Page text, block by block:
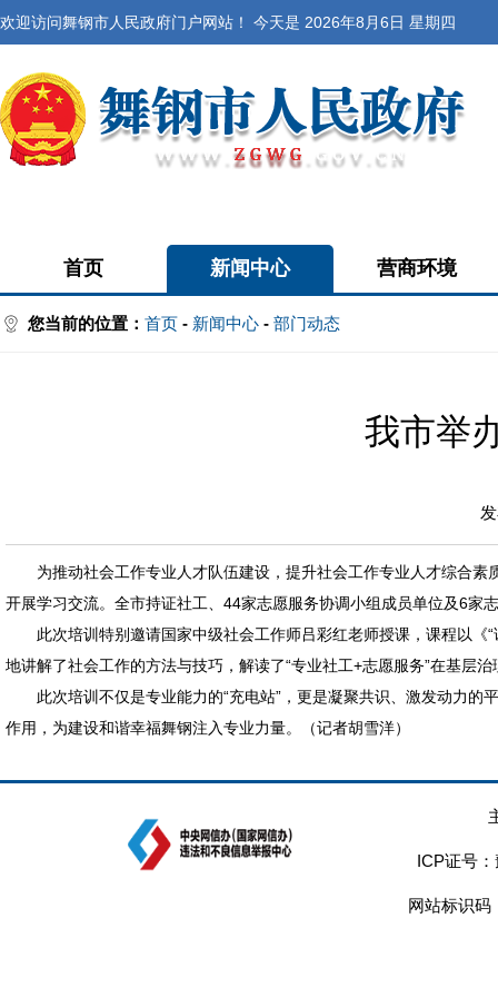
欢迎访问舞钢市人民政府门户网站！ 今天是 2026年8月6日 星期四
首页 新闻中心 营商环境
您当前的位置： 首页 - 新闻中心 - 部门动态
我市举
为推动社会工作专业人才队伍建设，提升社会工作专业人才综合
开展学习交流。全市持证社工、44家志愿服务协调小组成员单位及6家
此次培训特别邀请国家中级社会工作师吕彩红老师授课，课程以
地讲解了社会工作的方法与技巧，解读了“专业社工+志愿服务”在基层
此次培训不仅是专业能力的“充电站”，更是凝聚共识、激发动力
作用，为建设和谐幸福舞钢注入专业力量。（记者胡雪洋）
ICP证号：
网站标识码